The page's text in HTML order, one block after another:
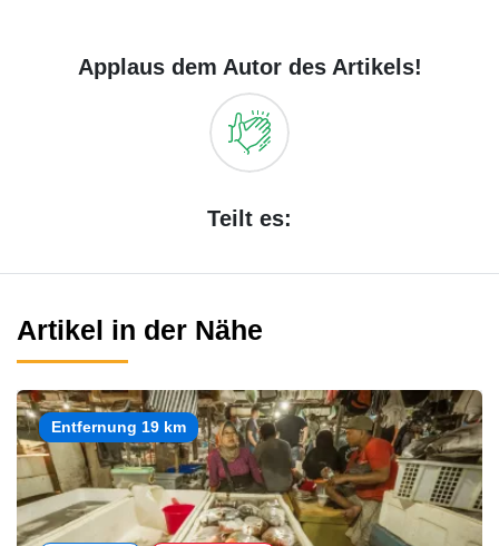
Applaus dem Autor des Artikels!
Teilt es:
Artikel in der Nähe
Entfernung 19 km